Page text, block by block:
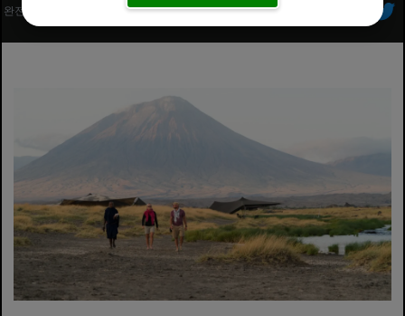
완전히 등록된 아프리카 현지 투어 운영자 우리를 따르라